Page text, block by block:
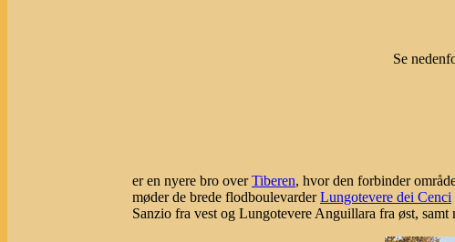
Se
er en nyere bro overTiberen, hvor den forbinder
møder de brede flodboulevarderLungotevere dei Cenci
Sanzio fra vest og Lungotevere Anguillara fra øst,